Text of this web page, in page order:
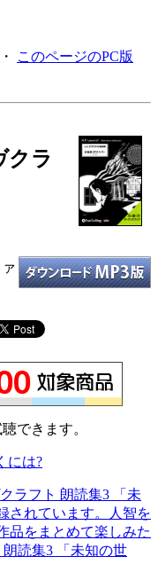
・ このページのPC版
クラ
できます。
には?
ラフト 朗読集3 「未
されています。人智を
品をまとめて楽しみた
読集3 「未知の世